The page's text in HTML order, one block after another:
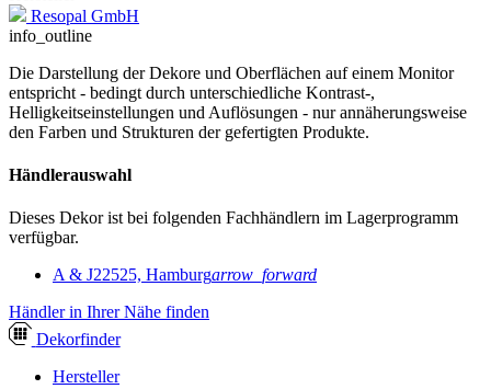
Resopal GmbH
info_outline
Die Darstellung der Dekore und Oberflächen auf einem Monitor
entspricht - bedingt durch unterschiedliche Kontrast-,
Helligkeitseinstellungen und Auflösungen - nur annäherungsweise
den Farben und Strukturen der gefertigten Produkte.
Händlerauswahl
Dieses Dekor ist bei folgenden Fachhändlern im Lagerprogramm
verfügbar.
A & J22525, Hamburgarrow_forward
Händler in Ihrer Nähe finden
Dekorfinder
Hersteller